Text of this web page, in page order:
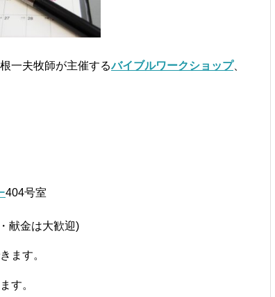
一夫牧師が主催するバイブルワークショップ、
404号室
献金は大歓迎)
ます。
す。